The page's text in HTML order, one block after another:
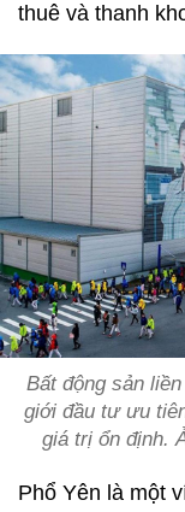
thuê và thanh
Bất động sản
giới đầu tư ưu
giá trị ổn định.
Phổ Yên là một